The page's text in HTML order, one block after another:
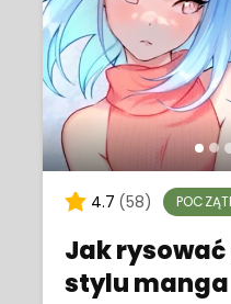
4.7 (58)
Jak
stylu manga